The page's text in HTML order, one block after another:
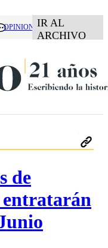
OPINION IR AL
ARCHIVO
de
entratarán